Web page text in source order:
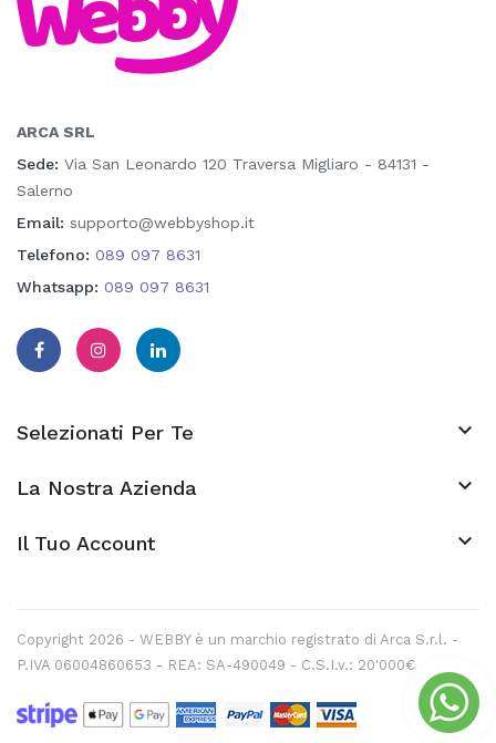
ARCA SRL
Sede: Via San Leonardo 120 Traversa Migliaro - 84131 -
Salerno
Email: supporto@webbyshop.it
Telefono: 089 097 8631
Whatsapp: 089 097 8631
Selezionati Per Te 
La Nostra Azienda 
Il Tuo Account keyboard_arrow_down
Copyright 2026 - WEBBY è un marchio registrato di Arca S.r.l. -
P.IVA 06004860653 - REA: SA-490049 - C.S.I.v.: 20'000€